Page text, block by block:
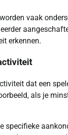
vaak
erkennen.
dat een
als je
specifieke